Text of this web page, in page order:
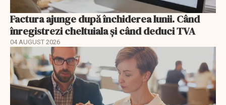
Factura ajunge după închiderea lunii. Când
înregistrezi cheltuiala și când deduci TVA
04 AUGUST 2026